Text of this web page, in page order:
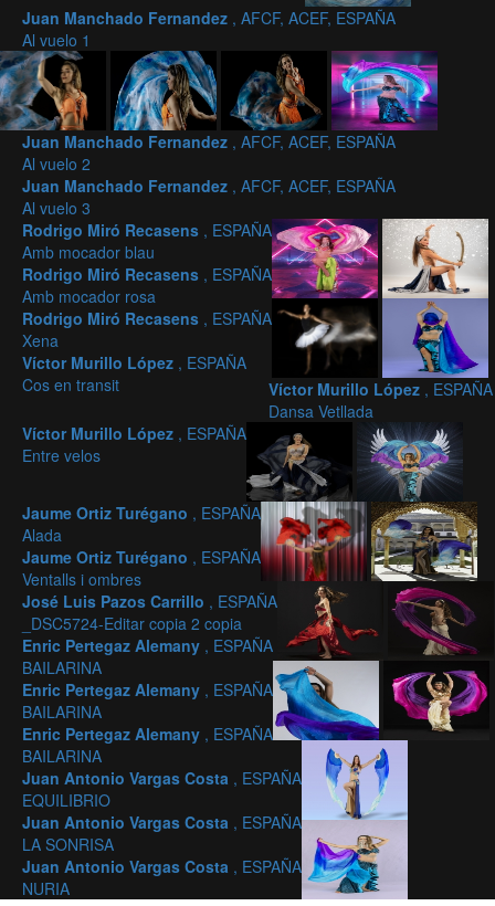
Juan Manchado Fernandez , AFCF, ACEF, ESPAÑA
Al vuelo 1
Juan Manchado Fernandez , AFCF, ACEF, ESPAÑA
Al vuelo 2
Juan Manchado Fernandez , AFCF, ACEF, ESPAÑA
Al vuelo 3
Rodrigo Miró Recasens , ESPAÑA
Amb mocador blau
Rodrigo Miró Recasens , ESPAÑA
Amb mocador rosa
Rodrigo Miró Recasens , ESPAÑA
Xena
Víctor Murillo López , ESPAÑA
Cos en transit
Víctor Murillo López , ESPAÑA
Dansa Vetllada
Víctor Murillo López , ESPAÑA
Entre velos
Jaume Ortiz Turégano , ESPAÑA
Alada
Jaume Ortiz Turégano , ESPAÑA
Ventalls i ombres
José Luis Pazos Carrillo , ESPAÑA
_DSC5724-Editar copia 2 copia
Enric Pertegaz Alemany , ESPAÑA
BAILARINA
Enric Pertegaz Alemany , ESPAÑA
BAILARINA
Enric Pertegaz Alemany , ESPAÑA
BAILARINA
Juan Antonio Vargas Costa , ESPAÑA
EQUILIBRIO
Juan Antonio Vargas Costa , ESPAÑA
LA SONRISA
Juan Antonio Vargas Costa , ESPAÑA
NURIA